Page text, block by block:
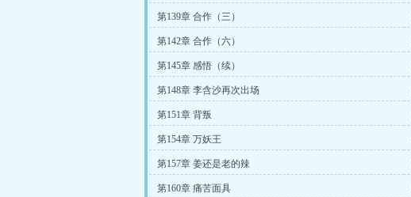
第139章 合作（三）
第142章 合作（六）
第145章 感悟（续）
第148章 李含沙再次出场
第151章 背叛
第154章 万妖王
第157章 姜还是老的辣
第160章 痛苦面具